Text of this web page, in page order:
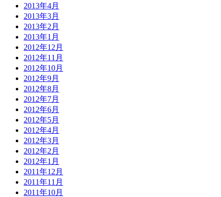
2013年4月
2013年3月
2013年2月
2013年1月
2012年12月
2012年11月
2012年10月
2012年9月
2012年8月
2012年7月
2012年6月
2012年5月
2012年4月
2012年3月
2012年2月
2012年1月
2011年12月
2011年11月
2011年10月